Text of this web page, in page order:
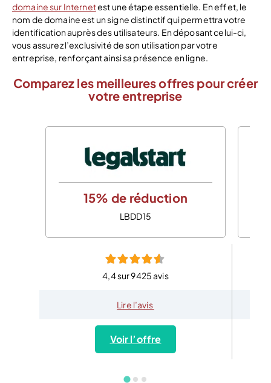
domaine sur Internetest une étape essentielle. En effet, le
nom de domaine est un signe distinctif qui permettra votre
identification auprès des utilisateurs. En déposant celui-ci,
vous assurez l’exclusivité de son utilisation par votre
entreprise, renforçant ainsi sa présence en ligne.
Comparez les meilleures offres pour créer
votre entreprise
15% de réduction
LBDD15
4,4 sur 9425 avis
Lire l’avis
Voir l’offre